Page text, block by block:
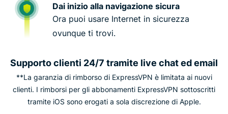
Dai inizio alla navigazione sicura
Ora puoi usare Internet in sicurezza
ovunque ti trovi.
Supporto clienti 24/7 tramite live chat ed email
**La garanzia di rimborso di ExpressVPN è limitata ai nuovi
clienti. I rimborsi per gli abbonamenti ExpressVPN sottoscritti
tramite iOS sono erogati a sola discrezione di Apple.